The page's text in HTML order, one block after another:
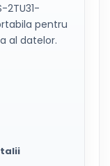
2TU31-
pentru
al datelor.